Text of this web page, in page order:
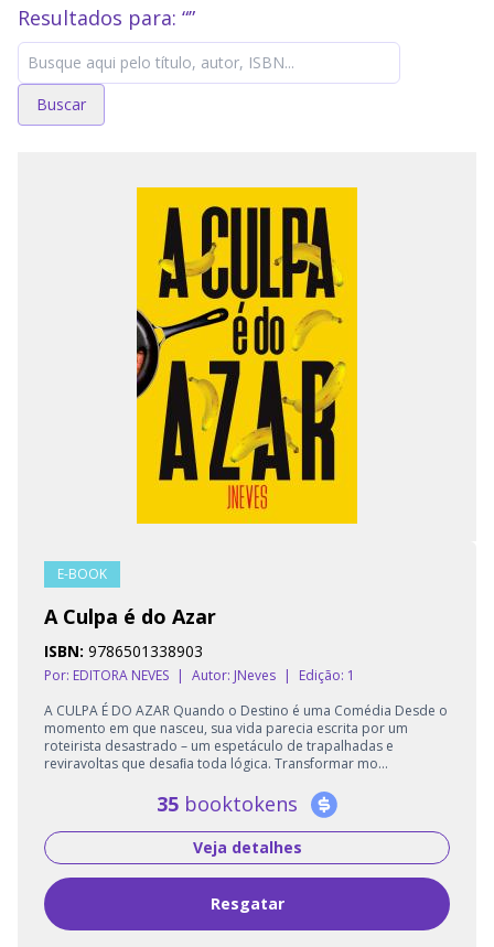
Resultados para: “”
Buscar
E-BOOK
A Culpa é do Azar
ISBN: 9786501338903
Por: EDITORA NEVES | Autor: JNeves |
Edição: 1
A CULPA É DO AZAR Quando o Destino é uma Comédia Desde o
momento em que nasceu, sua vida parecia escrita por um
roteirista desastrado – um espetáculo de trapalhadas e
reviravoltas que desaﬁa toda lógica. Transformar mo...
35 booktokens
Veja detalhes
Resgatar